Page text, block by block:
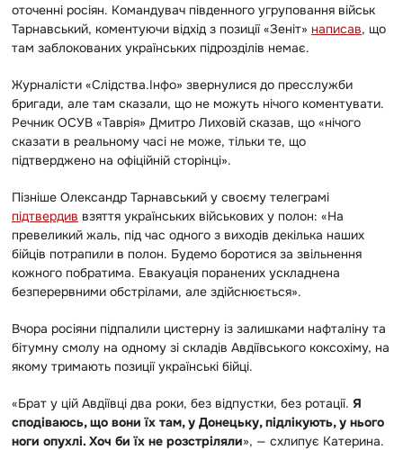
оточенні росіян. Командувач південного угруповання військ
Тарнавський, коментуючи відхід з позиції «Зеніт» написав, що
там заблокованих українських підрозділів немає.
Журналісти «Слідства.Інфо» звернулися до пресслужби
бригади, але там сказали, що не можуть нічого коментувати.
Речник ОСУВ «Таврія» Дмитро Лиховій сказав, що «нічого
сказати в реальному часі не може, тільки те, що
підтверджено на офіційній сторінці».
Пізніше Олександр Тарнавський у своєму телеграмі
підтвердив взяття українських військових у полон: «На
превеликий жаль, під час одного з виходів декілька наших
бійців потрапили в полон. Будемо боротися за звільнення
кожного побратима. Евакуація поранених ускладнена
безперервними обстрілами, але здійснюється».
Вчора росіяни підпалили цистерну із залишками нафталіну та
бітумну смолу на одному зі складів Авдіївського коксохіму, на
якому тримають позиції українські бійці.
«Брат у цій Авдіївці два роки, без відпустки, без ротації. Я
сподіваюсь, що вони їх там, у Донецьку, підлікують, у нього
ноги опухлі. Хоч би їх не розстріляли», — схлипує Катерина.